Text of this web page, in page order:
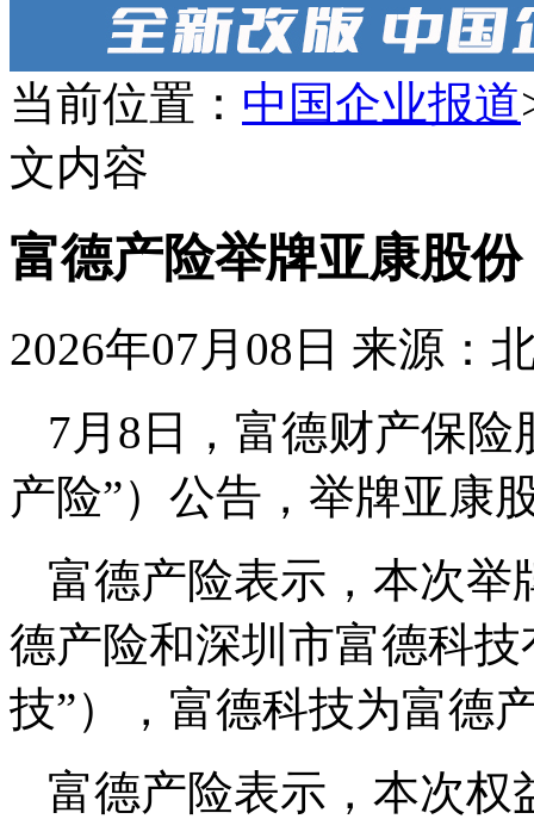
当前位置： 中国企业报道
文内容
富德产险举牌亚康股份
2026年07月08日 来源：
7月8日，富德财产保
产险”）公告，举牌亚康
富德产险表示，本次举
德产险和深圳市富德科
技”），富德科技为富德
富德产险表示，本次权